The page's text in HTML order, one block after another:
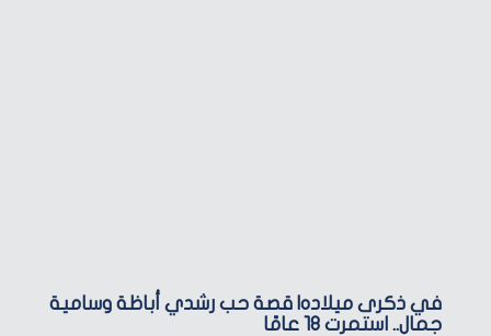
في ذكرى ميلاده| قصة حب رشدي أباظة وسامية
جمال.. استمرت 18 عامًا